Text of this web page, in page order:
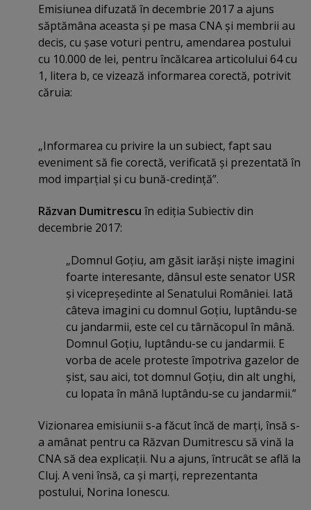
Emisiunea difuzată în decembrie 2017 a ajuns
săptămâna aceasta şi pe masa CNA şi membrii au
decis, cu şase voturi pentru, amendarea postului
cu 10.000 de lei, pentru încălcarea articolului 64 cu
1, litera b, ce vizează informarea corectă, potrivit
căruia:
„Informarea cu privire la un subiect, fapt sau
eveniment să fie corectă, verificată şi prezentată în
mod imparţial şi cu bună-credinţă”.
Răzvan Dumitrescu în ediţia Subiectiv din
decembrie 2017:
„Domnul Goţiu, am găsit iarăşi nişte imagini
foarte interesante, dânsul este senator USR
şi vicepreşedinte al Senatului României. Iată
câteva imagini cu domnul Goţiu, luptându-se
cu jandarmii, este cel cu târnăcopul în mână.
Domnul Goţiu, luptându-se cu jandarmii. E
vorba de acele proteste împotriva gazelor de
şist, sau aici, tot domnul Goţiu, din alt unghi,
cu lopata în mână luptându-se cu jandarmii.”
Vizionarea emisiunii s-a făcut încă de marţi, însă s-
a amânat pentru ca Răzvan Dumitrescu să vină la
CNA să dea explicaţii. Nu a ajuns, întrucât se află la
Cluj. A veni însă, ca şi marţi, reprezentanta
postului, Norina Ionescu.